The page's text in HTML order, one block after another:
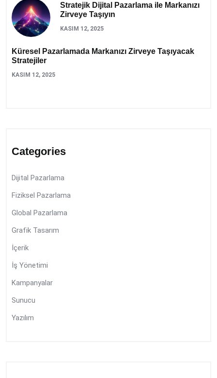
Stratejik Dijital Pazarlama ile Markanızı
Zirveye Taşıyın
KASIM 12, 2025
Küresel Pazarlamada Markanızı Zirveye Taşıyacak
Stratejiler
KASIM 12, 2025
Categories
Dijital Pazarlama
Fiziksel Pazarlama
Global Pazarlama
Grafik Tasarım
İçerik
İş Yönetimi
Kampanyalar
Sunucu
Yazılım